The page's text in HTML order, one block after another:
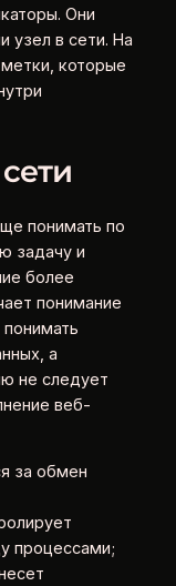
Они
узел в сети. На
которые
понимать по
задачу и
более
понимание
а
не следует
веб-
за обмен
процессами;